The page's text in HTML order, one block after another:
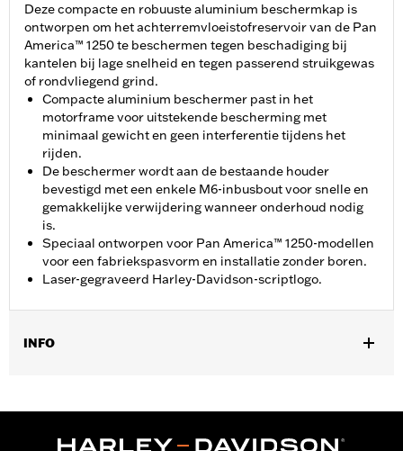
Deze compacte en robuuste aluminium beschermkap is
ontworpen om het achterremvloeistofreservoir van de Pan
America™ 1250 te beschermen tegen beschadiging bij
kantelen bij lage snelheid en tegen passerend struikgewas
of rondvliegend grind.
Compacte aluminium beschermer past in het
motorframe voor uitstekende bescherming met
minimaal gewicht en geen interferentie tijdens het
rijden.
De beschermer wordt aan de bestaande houder
bevestigd met een enkele M6-inbusbout voor snelle en
gemakkelijke verwijdering wanneer onderhoud nodig
is.
Speciaal ontworpen voor Pan America™ 1250-modellen
voor een fabriekspasvorm en installatie zonder boren.
Laser-gegraveerd Harley-Davidson-scriptlogo.
INFO
Installatie-instructies